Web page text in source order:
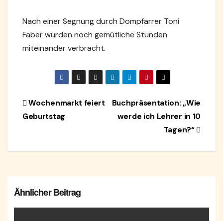
Nach einer Segnung durch Dompfarrer Toni
Faber wurden noch gemütliche Stunden
miteinander verbracht.
BeitragsnavigationBuchpräsentation: „Wie
werde ich Lehrer in 10
Tagen?“
Wochenmarkt feiert
Geburtstag
Ähnlicher Beitrag